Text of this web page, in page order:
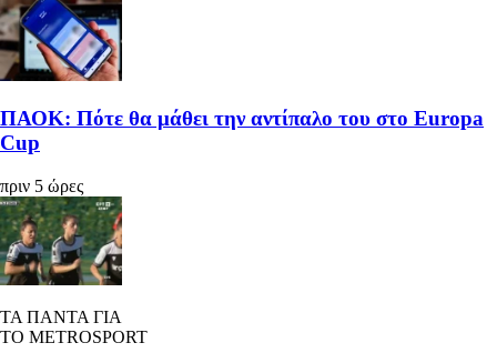
ΠΑΟΚ: Πότε θα μάθει την αντίπαλο του στο Europa
Cup
πριν 5 ώρες
ΤΑ ΠΑΝΤΑ ΓΙΑ
ΤΟ METROSPORT